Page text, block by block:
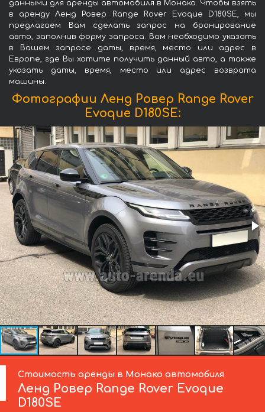
данными для аренды автомобиля в Монако. Чтобы взять
в аренду Ленд Ровер Range Rover Evoque D180SE, мы
предлагаем Вам сделать запрос на бронирование
авто, заполнив форму запроса. Вам необходимо указать
в Вашем запросе даты, время, место или адрес в
Европе, где Вы хотите получить данный авто, а также
указать даты, время, место или адрес возврата
машины.
Фотографии Ленд Ровер Range Rover
Evoque D180SE:
Стоимость аренды в Монако автомобиля
Ленд Ровер Range Rover Evoque
D180SE